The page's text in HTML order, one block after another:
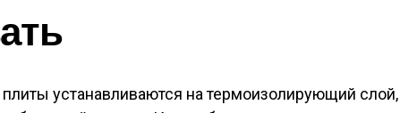
устанавливаются на термоизолирующий слой,